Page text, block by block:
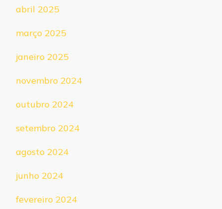
abril 2025
março 2025
janeiro 2025
novembro 2024
outubro 2024
setembro 2024
agosto 2024
junho 2024
fevereiro 2024